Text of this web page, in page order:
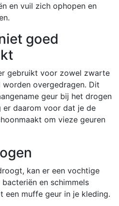
en vuil zich ophopen en
goed
gebruikt voor zowel zwarte
overgedragen. Dit
geur bij het drogen
daarom voor dat je de
om vieze geuren
kan er een vochtige
en schimmels
een muffe geur in je kleding.